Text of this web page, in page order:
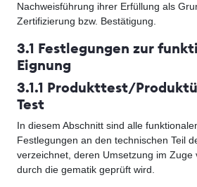
Nachweisführung ihrer Erfüllung als
Zertifizierung bzw. Bestätigung.
3.1 Festlegungen zur
Eignung
3.1.1 Produkttest/
Test
In diesem Abschnitt sind alle
Festlegungen an den technischen Teil
verzeichnet, deren Umsetzung im Zuge
durch die gematik geprüft wird.